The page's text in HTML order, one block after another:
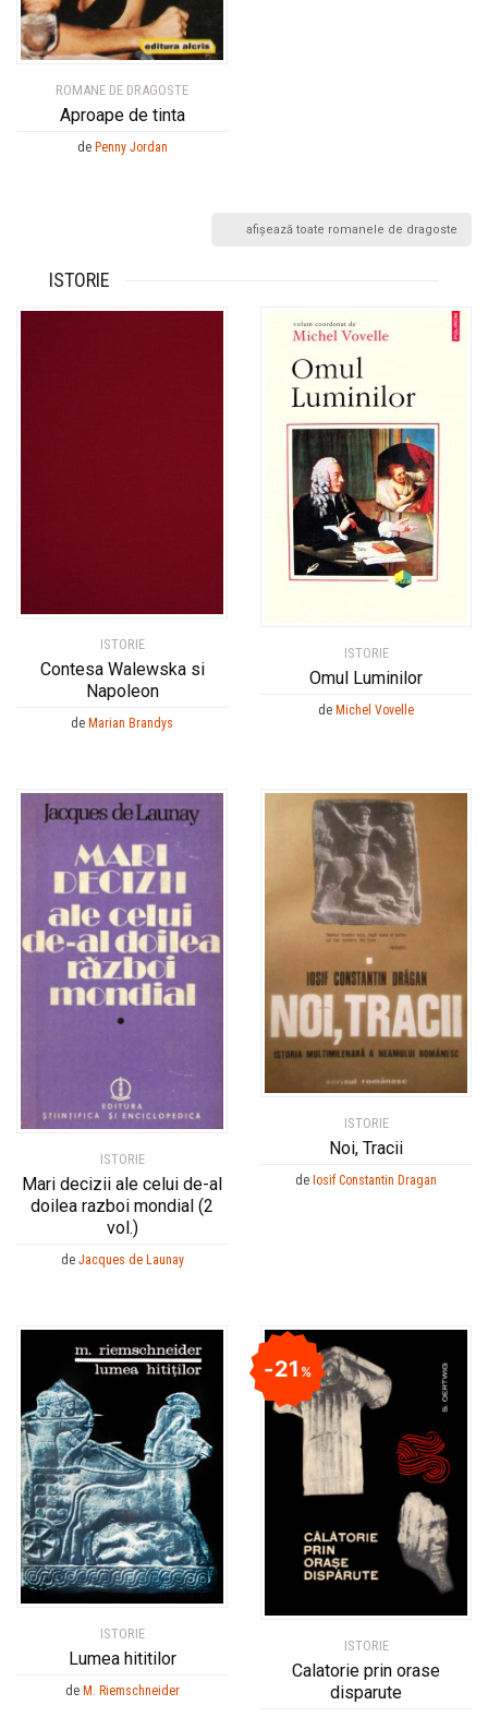
ROMANE DE DRAGOSTE
Aproape de tinta
de Penny Jordan
afișează toate romanele de dragoste
ISTORIE
ISTORIE
Contesa Walewska si
Napoleon
de Marian Brandys
ISTORIE
Omul Luminilor
de Michel Vovelle
ISTORIE
Mari decizii ale celui de-al
doilea razboi mondial (2
vol.)
de Jacques de Launay
ISTORIE
Noi, Tracii
de Iosif Constantin Dragan
ISTORIE
Lumea hititilor
de M. Riemschneider
ISTORIE
Calatorie prin orase
disparute
21%